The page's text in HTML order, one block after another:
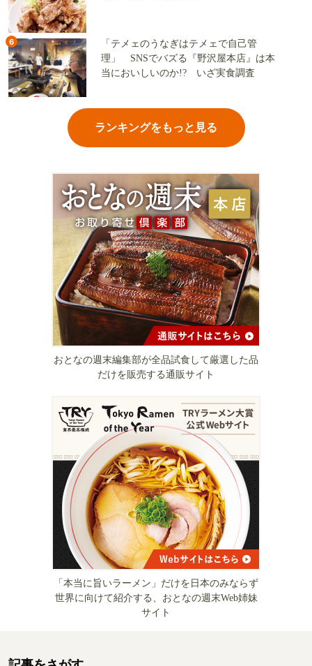
6
「テメェのうなぎはテメェで自己管
理」 SNSでバズる『野沢屋本店』は本
当においしいのか!? いざ実食調査
ランキングをもっと見る
おとなの週末編集部が全品試食して厳選した品
だけを販売する通販サイト
「本当に旨いラーメン」だけを日本のみならず
世界に向けて紹介する、おとなの週末Web姉妹
サイト